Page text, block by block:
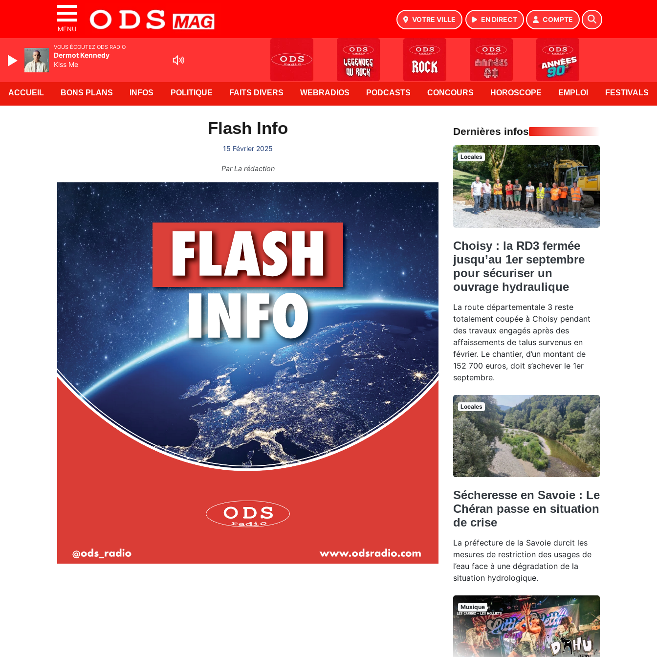
MENU
VOTRE VILLE EN DIRECT COMPTE
ACCUEIL BONS PLANS INFOS POLITIQUE FAITS DIVERS WEBRADIOS PODCASTS CONCOURS HOROSCOPE EMPLOI FESTIVALS
Flash Info
15 Février 2025
ParLa rédaction
Dernières infos
Locales
Choisy : la RD3 fermée
jusqu’au 1er septembre
pour sécuriser un
ouvrage hydraulique
La route départementale 3 reste
totalement coupée à Choisy pendant
des travaux engagés après des
affaissements de talus survenus en
février. Le chantier, d’un montant de
152 700 euros, doit s’achever le 1er
septembre.
Locales
Sécheresse en Savoie : Le
Chéran passe en situation
de crise
La préfecture de la Savoie durcit les
mesures de restriction des usages de
l’eau face à une dégradation de la
situation hydrologique.
Musique
VOUS ÉCOUTEZ ODS RADIO
Dermot Kennedy
Kiss Me